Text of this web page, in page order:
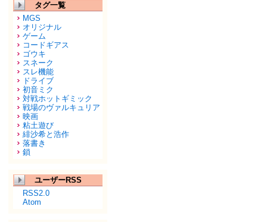
タグ一覧
MGS
オリジナル
ゲーム
コードギアス
ゴウキ
スネーク
スレ機能
ドライブ
初音ミク
対戦ホットギミック
戦場のヴァルキュリア
映画
粘土遊び
緋沙希と浩作
落書き
鎖
ユーザーRSS
RSS2.0
Atom